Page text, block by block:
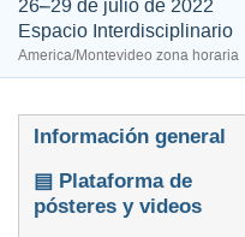
26–29 de julio de 2022
Espacio Interdisciplinario
America/Montevideo zona horaria
Event
menu
Información general
▤ Plataforma de
pósteres y videos